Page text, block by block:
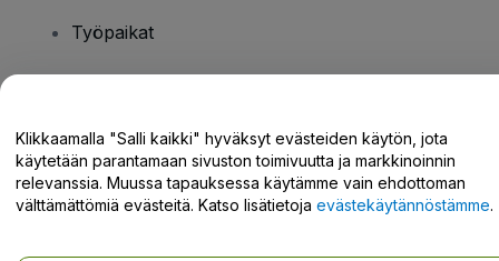
Työpaikat
Tukikeskus / Ota meihin yhteyttä
Klikkaamalla "Salli kaikki" hyväksyt evästeiden käytön, jota
käytetään parantamaan sivuston toimivuutta ja markkinoinnin
relevanssia. Muussa tapauksessa käytämme vain ehdottoman
välttämättömiä evästeitä. Katso lisätietoja evästekäytännöstämme.